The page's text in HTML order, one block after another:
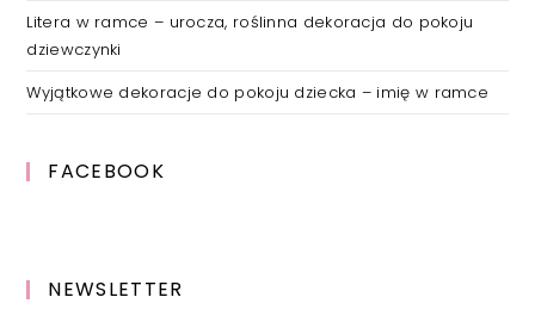
Litera w ramce – urocza, roślinna dekoracja do pokoju
dziewczynki
Wyjątkowe dekoracje do pokoju dziecka – imię w ramce
FACEBOOK
NEWSLETTER